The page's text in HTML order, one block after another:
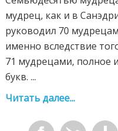
мудрец, как и в
руководил 70
именно вследствие
71 мудрецами, полное
букв. ...
Читать далее...